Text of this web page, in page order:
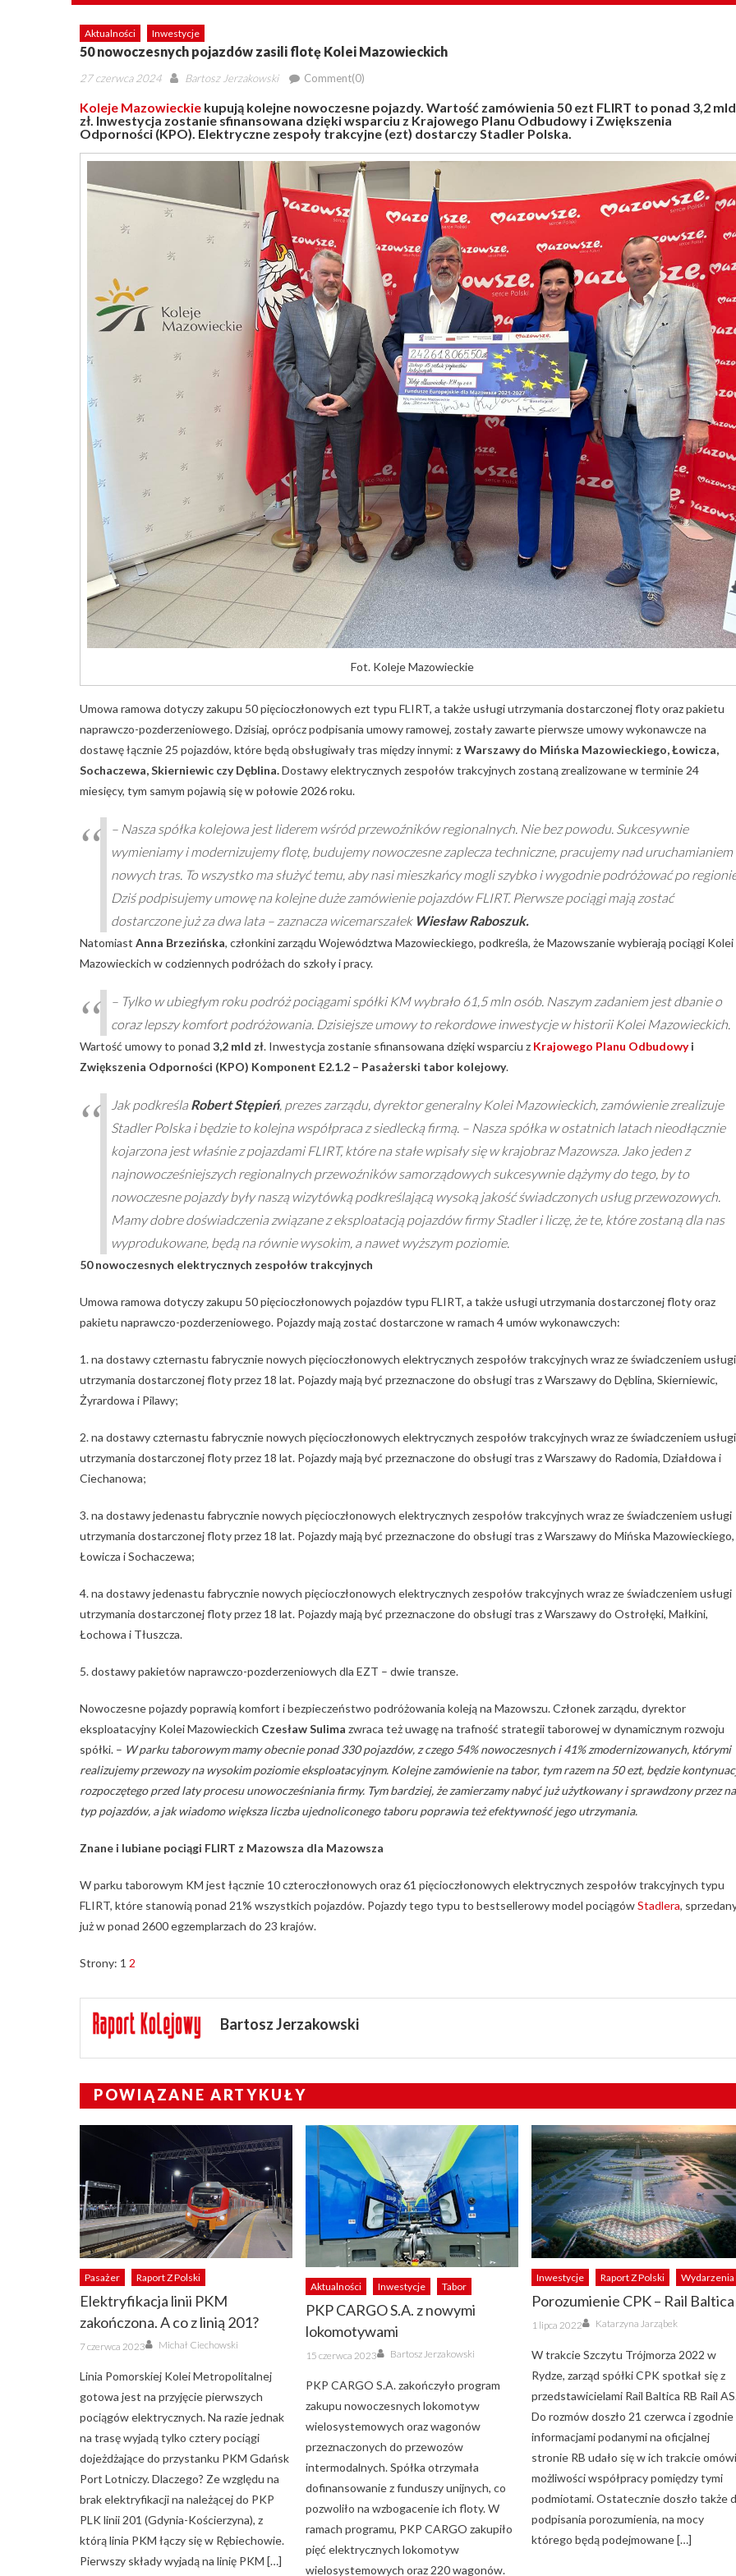
Aktualności Inwestycje
50 nowoczesnych pojazdów zasili flotę Kolei Mazowieckich
Posted
27 czerwca 2024 Author
Bartosz Jerzakowski Comment(0)
Koleje Mazowieckie kupują kolejne nowoczesne pojazdy. Wartość zamówienia 50 ezt FLIRT to ponad 3,2 mld
zł. Inwestycja zostanie sfinansowana dzięki wsparciu z Krajowego Planu Odbudowy i Zwiększenia
Odporności (KPO). Elektryczne zespoły trakcyjne (ezt) dostarczy Stadler Polska.
Fot. Koleje Mazowieckie
Umowa ramowa dotyczy zakupu 50 pięcioczłonowych ezt typu FLIRT, a także usługi utrzymania dostarczonej floty oraz pakietu
naprawczo-pozderzeniowego. Dzisiaj, oprócz podpisania umowy ramowej, zostały zawarte pierwsze umowy wykonawcze na
dostawę łącznie 25 pojazdów, które będą obsługiwały tras między innymi: z Warszawy do Mińska Mazowieckiego, Łowicza,
Sochaczewa, Skierniewic czy Dęblina.Dostawy elektrycznych zespołów trakcyjnych zostaną zrealizowane w terminie 24
miesięcy, tym samym pojawią się w połowie 2026 roku.
– Nasza spółka kolejowa jest liderem wśród przewoźników regionalnych. Nie bez powodu. Sukcesywnie
wymieniamy i modernizujemy flotę, budujemy nowoczesne zaplecza techniczne, pracujemy nad uruchamianiem
nowych tras. To wszystko ma służyć temu, aby nasi mieszkańcy mogli szybko i wygodnie podróżować po
Dziś podpisujemy umowę na kolejne duże zamówienie pojazdów FLIRT. Pierwsze pociągi mają zostać
dostarczone już za dwa lata – zaznacza wicemarszałek Wiesław Raboszuk.
Natomiast Anna Brzezińska, członkini zarządu Województwa Mazowieckiego, podkreśla, że Mazowszanie wybierają pociągi Kolei
Mazowieckich w codziennych podróżach do szkoły i pracy.
– Tylko w ubiegłym roku podróż pociągami spółki KM wybrało 61,5 mln osób. Naszym zadaniem jest dbanie o
coraz lepszy komfort podróżowania. Dzisiejsze umowy to rekordowe inwestycje w historii Kolei Mazowieckich.
Wartość umowy to ponad 3,2 mld zł. Inwestycja zostanie sfinansowana dzięki wsparciu z Krajowego Planu Odbudowyi
Zwiększenia Odporności (KPO) Komponent E2.1.2 – Pasażerski tabor kolejowy.
Jak podkreśla Robert Stępień, prezes zarządu, dyrektor generalny Kolei Mazowieckich, zamówienie zrealizuje
Stadler Polska i będzie to kolejna współpraca z siedlecką firmą. – Nasza spółka w ostatnich latach nieodłącznie
kojarzona jest właśnie z pojazdami FLIRT, które na stałe wpisały się w krajobraz Mazowsza. Jako jeden z
najnowocześniejszych regionalnych przewoźników samorządowych sukcesywnie dążymy do tego, by to
nowoczesne pojazdy były naszą wizytówką podkreślającą wysoką jakość świadczonych usług przewozowych.
Mamy dobre doświadczenia związane z eksploatacją pojazdów firmy Stadler i liczę, że te, które zostaną dla nas
wyprodukowane, będą na równie wysokim, a nawet wyższym poziomie.
50 nowoczesnych elektrycznych zespołów trakcyjnych
Umowa ramowa dotyczy zakupu 50 pięcioczłonowych pojazdów typu FLIRT, a także usługi utrzymania dostarczonej floty oraz
pakietu naprawczo-pozderzeniowego. Pojazdy mają zostać dostarczonew ramach 4 umów wykonawczych:
1. na dostawy czternastu fabrycznie nowych pięcioczłonowych elektrycznych zespołów trakcyjnych wraz ze świadczeniem usługi
utrzymania dostarczonej floty przez 18 lat. Pojazdy mają być przeznaczone do obsługi tras z Warszawy do Dęblina, Skierniewic,
Żyrardowa i Pilawy;
2. na dostawy czternastu fabrycznie nowych pięcioczłonowych elektrycznych zespołów trakcyjnych wraz ze świadczeniem usługi
utrzymania dostarczonej floty przez 18 lat. Pojazdy mają być przeznaczone do obsługi tras z Warszawy do Radomia, Działdowa i
Ciechanowa;
3. na dostawy jedenastu fabrycznie nowych pięcioczłonowych elektrycznych zespołów trakcyjnych wraz ze świadczeniem usługi
utrzymania dostarczonej floty przez 18 lat. Pojazdy mają być przeznaczone do obsługi tras z Warszawy do Mińska Mazowieckiego,
Łowicza i Sochaczewa;
4. na dostawy jedenastu fabrycznie nowych pięcioczłonowych elektrycznych zespołów trakcyjnych wraz ze świadczeniem usługi
utrzymania dostarczonej floty przez 18 lat. Pojazdy mają być przeznaczonedo obsługi tras z Warszawy do Ostrołęki, Małkini,
Łochowa i Tłuszcza.
5. dostawy pakietów naprawczo-pozderzeniowych dla EZT – dwie transze.
Nowoczesne pojazdy poprawią komfort i bezpieczeństwo podróżowania koleją na Mazowszu. Członek zarządu, dyrektor
eksploatacyjny Kolei Mazowieckich Czesław Sulima zwraca też uwagę na trafność strategii taborowej w dynamicznym rozwoju
spółki. – W parku taborowym mamy obecnie ponad 330 pojazdów, z czego 54% nowoczesnych i 41% zmodernizowanych, którymi
realizujemy przewozy na wysokim poziomie eksploatacyjnym. Kolejne zamówienie na tabor, tym razem na 50 ezt, będzie
rozpoczętego przed laty procesu unowocześniania firmy. Tym bardziej, że zamierzamy nabyć już użytkowany i sprawdzony przez
typ pojazdów, a jak wiadomo większa liczba ujednoliconego taboru poprawia też efektywność jego utrzymania.
Znane i lubiane pociągi FLIRT z Mazowsza dla Mazowsza
W parku taborowym KM jest łącznie 10 czteroczłonowych oraz 61 pięcioczłonowych elektrycznych zespołów trakcyjnych typu
FLIRT, które stanowią ponad 21% wszystkich pojazdów. Pojazdy tego typu to bestsellerowy model pociągówStadlera,
już w ponad 2600 egzemplarzach do 23 krajów.
Strony: 1 2
Bartosz Jerzakowski
POWIĄZANE ARTYKUŁY
Pasażer Raport Z Polski
Elektryfikacja linii PKM
zakończona. A co z linią 201?
Posted
on
7 czerwca 2023 Author
Michał Ciechowski
Linia Pomorskiej Kolei Metropolitalnej
gotowa jest na przyjęcie pierwszych
pociągów elektrycznych. Na razie jednak
na trasę wyjadą tylko cztery pociągi
dojeżdżające do przystanku PKM Gdańsk
Port Lotniczy. Dlaczego? Ze względu na
brak elektryfikacji na należącej do PKP
PLK linii 201 (Gdynia-Kościerzyna), z
którą linia PKM łączy się w Rębiechowie.
Pierwszy składy wyjadą na linię PKM […]
Aktualności Inwestycje Tabor
PKP CARGO S.A. z nowymi
lokomotywami
Posted
on
15 czerwca 2023 Author
Bartosz Jerzakowski
PKP CARGO S.A. zakończyło program
zakupu nowoczesnych lokomotyw
wielosystemowych oraz wagonów
przeznaczonych do przewozów
intermodalnych. Spółka otrzymała
dofinansowanie z funduszy unijnych, co
pozwoliło na wzbogacenie ich floty. W
ramach programu, PKP CARGO zakupiło
pięć elektrycznych lokomotyw
wielosystemowych oraz 220 wagonów.
Inwestycje Raport Z Polski Wydarzenia
Porozumienie CPK – Rail Baltica
Posted
on
1 lipca 2022 Author
Katarzyna Jarząbek
W trakcie Szczytu Trójmorza 2022 w
Rydze, zarząd spółki CPK spotkał się z
przedstawicielami Rail Baltica RB Rail
Do rozmów doszło 21 czerwca i zgodnie
informacjami podanymi na oficjalnej
stronie RB udało się w ich trakcie
możliwości współpracy pomiędzy tymi
podmiotami. Ostatecznie doszło także
podpisania porozumienia, na mocy
którego będą podejmowane […]